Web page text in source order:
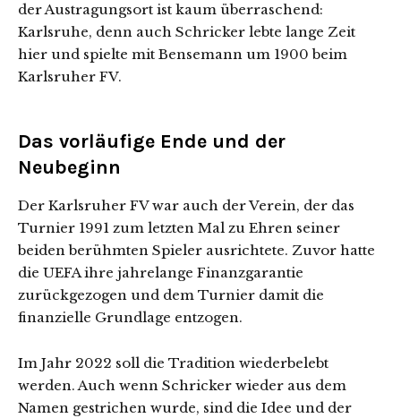
der Austragungsort ist kaum überraschend:
Karlsruhe, denn auch Schricker lebte lange Zeit
hier und spielte mit Bensemann um 1900 beim
Karlsruher FV.
Das vorläufige Ende und der
Neubeginn
Der Karlsruher FV war auch der Verein, der das
Turnier 1991 zum letzten Mal zu Ehren seiner
beiden berühmten Spieler ausrichtete. Zuvor hatte
die UEFA ihre jahrelange Finanzgarantie
zurückgezogen und dem Turnier damit die
finanzielle Grundlage entzogen.
Im Jahr 2022 soll die Tradition wiederbelebt
werden. Auch wenn Schricker wieder aus dem
Namen gestrichen wurde, sind die Idee und der